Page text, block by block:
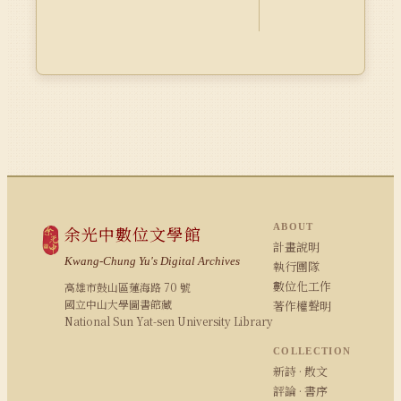
余光中數位文學館
Kwang-Chung Yu's Digital Archives
高雄市鼓山區蓮海路 70 號
國立中山大學圖書館藏
National Sun Yat-sen University Library
ABOUT
計畫說明
執行團隊
數位化工作
著作權聲明
COLLECTION
新詩 · 散文
評論 · 書序